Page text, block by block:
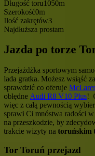
Długość toru1050m
Szerokość0m
Ilość zakrętów3
Najdłuższa prostam
Jazda po torze
Przejażdżka sportowym
lada gratka. Możesz wsiąść
sprawdzić co oferuje
obłędne Audi R8 V10 Plus!
więc z całą pewnością
sprawi Ci mnóstwa radości
na przeszkodzie, by
trakcie wizyty na toruńskim
Tor Toruń przejazd